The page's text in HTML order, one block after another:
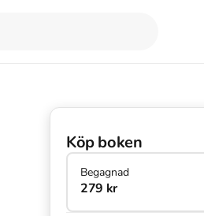
Köp boken
Begagnad
279 kr